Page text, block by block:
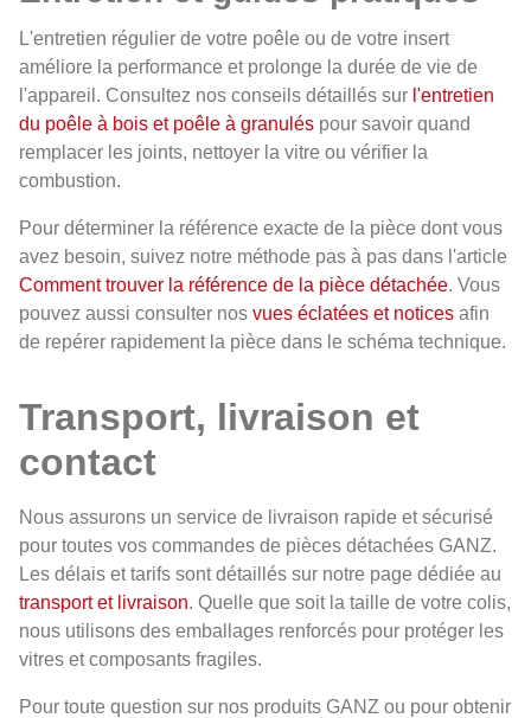
L'entretien régulier de votre poêle ou de votre insert
améliore la performance et prolonge la durée de vie de
l'appareil. Consultez nos conseils détaillés sur l'entretien
du poêle à bois et poêle à granulés pour savoir quand
remplacer les joints, nettoyer la vitre ou vérifier la
combustion.
Pour déterminer la référence exacte de la pièce dont vous
avez besoin, suivez notre méthode pas à pas dans l'article
Comment trouver la référence de la pièce détachée. Vous
pouvez aussi consulter nos vues éclatées et notices afin
de repérer rapidement la pièce dans le schéma technique.
Transport, livraison et
contact
Nous assurons un service de livraison rapide et sécurisé
pour toutes vos commandes de pièces détachées GANZ.
Les délais et tarifs sont détaillés sur notre page dédiée au
transport et livraison. Quelle que soit la taille de votre colis,
nous utilisons des emballages renforcés pour protéger les
vitres et composants fragiles.
Pour toute question sur nos produits GANZ ou pour obtenir